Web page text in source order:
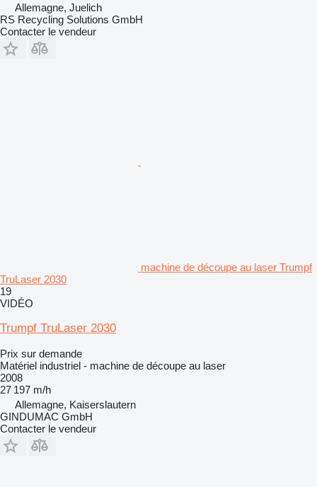
Allemagne, Juelich
RS Recycling Solutions GmbH
Contacter le vendeur
machine de découpe au laser Trumpf
TruLaser 2030
19
VIDÉO
Trumpf TruLaser 2030
Prix sur demande
Matériel industriel - machine de découpe au laser
2008
27 197 m/h
Allemagne, Kaiserslautern
GINDUMAC GmbH
Contacter le vendeur